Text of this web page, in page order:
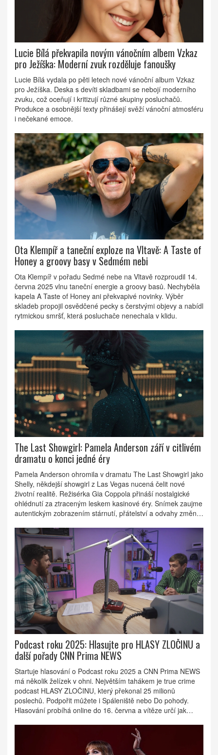
Lucie Bílá překvapila novým vánočním albem Vzkaz
pro Ježíška: Moderní zvuk rozděluje fanoušky
Lucie Bílá vydala po pěti letech nové vánoční album Vzkaz
pro Ježíška. Deska s devíti skladbami se nebojí moderního
zvuku, což oceňují i kritizují různé skupiny posluchačů.
Produkce a osobnější texty přinášejí svěží vánoční atmosféru
i nečekané emoce.
Ota Klempíř a taneční exploze na Vltavě: A Taste of
Honey a groovy basy v Sedmém nebi
Ota Klempíř v pořadu Sedmé nebe na Vltavě rozproudil 14.
června 2025 vlnu taneční energie a groovy basů. Nechyběla
kapela A Taste of Honey ani překvapivé novinky. Výběr
skladeb propojil osvědčené pecky s čerstvými objevy a nabídl
rytmickou smršť, která posluchače nenechala v klidu.
The Last Showgirl: Pamela Anderson září v citlivém
dramatu o konci jedné éry
Pamela Anderson ohromila v dramatu The Last Showgirl jako
Shelly, někdejší showgirl z Las Vegas nucená čelit nové
životní realitě. Režisérka Gia Coppola přináší nostalgické
ohlédnutí za ztraceným leskem kasinové éry. Snímek zaujme
autentickým zobrazením stárnutí, přátelství a odvahy změnit
Podcast roku 2025: Hlasujte pro HLASY ZLOČINU a
další pořady CNN Prima NEWS
Startuje hlasování o Podcast roku 2025 a CNN Prima NEWS
má několik želízek v ohni. Největším tahákem je true crime
podcast HLASY ZLOČINU, který překonal 25 milionů
poslechů. Podpořit můžete i Spáleniště nebo Do pohody.
Hlasování probíhá online do 16. června a vítěze určí jak